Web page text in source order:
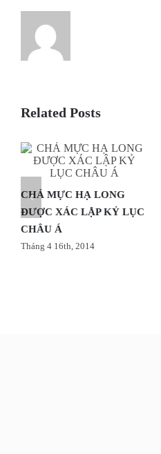
Related Posts
CHẢ MỰC HẠ LONG
ĐƯỢC XÁC LẬP KỶ LỤC
CHÂU Á
Tháng 4 16th, 2014